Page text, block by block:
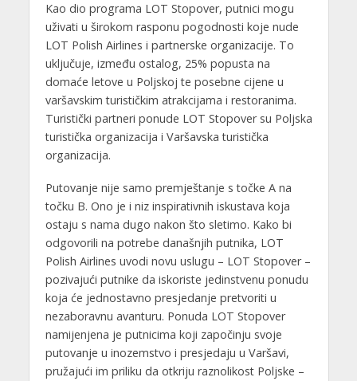
Kao dio programa LOT Stopover, putnici mogu
uživati u širokom rasponu pogodnosti koje nude
LOT Polish Airlines i partnerske organizacije. To
uključuje, između ostalog, 25% popusta na
domaće letove u Poljskoj te posebne cijene u
varšavskim turističkim atrakcijama i restoranima.
Turistički partneri ponude LOT Stopover su Poljska
turistička organizacija i Varšavska turistička
organizacija.
Putovanje nije samo premještanje s točke A na
točku B. Ono je i niz inspirativnih iskustava koja
ostaju s nama dugo nakon što sletimo. Kako bi
odgovorili na potrebe današnjih putnika, LOT
Polish Airlines uvodi novu uslugu – LOT Stopover –
pozivajući putnike da iskoriste jedinstvenu ponudu
koja će jednostavno presjedanje pretvoriti u
nezaboravnu avanturu. Ponuda LOT Stopover
namijenjena je putnicima koji započinju svoje
putovanje u inozemstvo i presjedaju u Varšavi,
pružajući im priliku da otkriju raznolikost Poljske –